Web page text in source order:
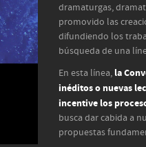
dramaturgas,
promovido las
difundiendo los
búsqueda de una
En esta línea, la
inéditos o nuevas
incentive los
busca dar cabida a
propuestas